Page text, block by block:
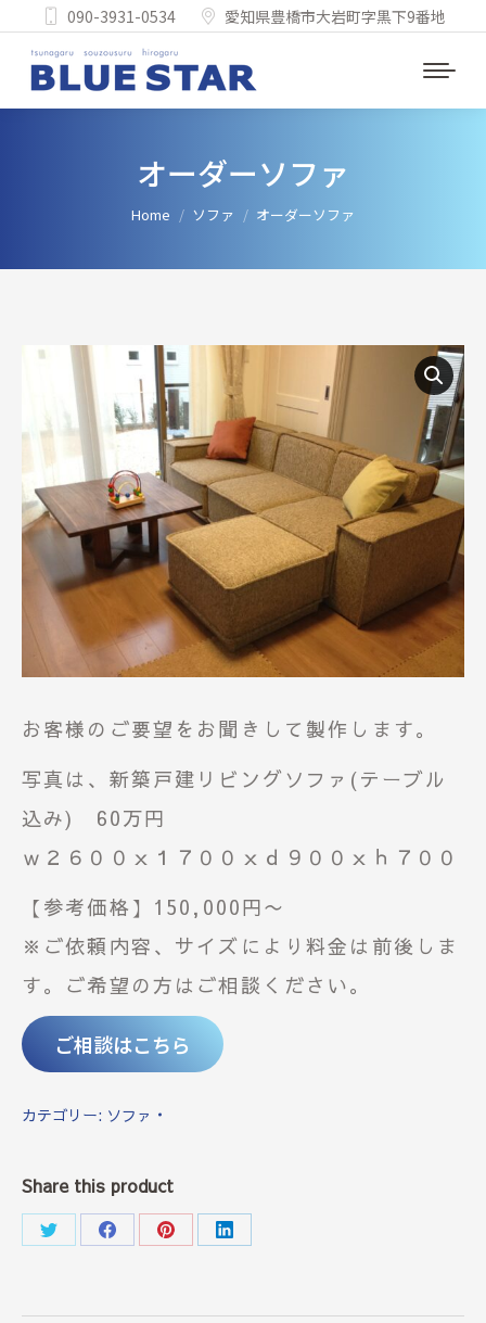
090-3931-0534 愛知県豊橋市大岩町字黒下9番地
オーダーソファ
You are here:
Home ソファ オーダーソファ
お客様のご要望をお聞きして製作します。
写真は、新築戸建リビングソファ(テーブル
込み) 60万円
ｗ２６００ｘ１７００ｘｄ９００ｘｈ７００
【参考価格】150,000円〜
※ご依頼内容、サイズにより料金は前後しま
す。ご希望の方はご相談ください。
ご相談はこちら
カテゴリー: ソファ
Share this product
Share
Twitter
Share
Facebook
Share
Pinterest
Share
LinkedIn